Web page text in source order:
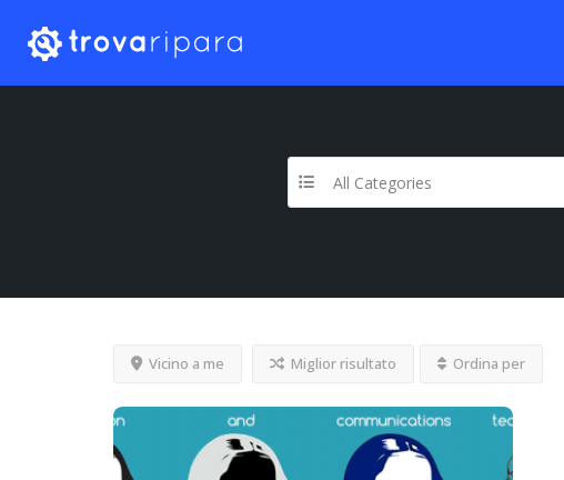
All Categories
Vicino a me Miglior risultato Ordina per